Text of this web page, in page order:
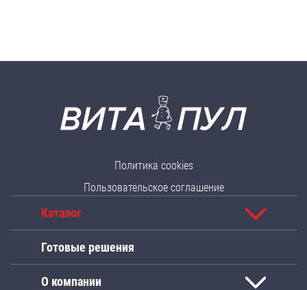
Политика cookies
Пользовательское соглашение
Каталог
Готовые решения
О компании